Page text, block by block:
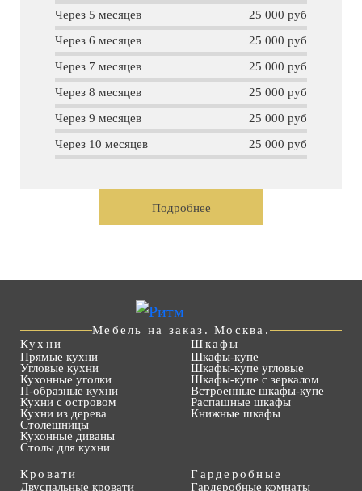
Через 5 месяцев
25 000 руб
Через 6 месяцев
25 000 руб
Через 7 месяцев
25 000 руб
Через 8 месяцев
25 000 руб
Через 9 месяцев
25 000 руб
Через 10 месяцев
25 000 руб
Подробнее
Мебель на заказ. Москва.
Кухни
Прямые кухни
Угловые кухни
Кухонные уголки
П-образные кухни
Кухни с островом
Кухни из дерева
Столешницы
Кухонные диваны
Столы для кухни
Шкафы
Шкафы-купе
Шкафы-купе угловые
Шкафы-купе с зеркалом
Встроенные шкафы-купе
Распашные шкафы
Книжные шкафы
Кровати
Двуспальные кровати
Гардеробные
Гардеробные комнаты